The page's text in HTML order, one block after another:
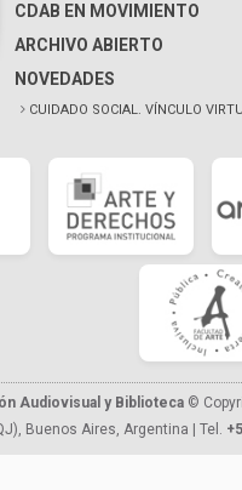
CDAB EN MOVIMIENTO
ARCHIVO ABIERTO
NOVEDADES
CUIDADO SOCIAL. VÍNCULO
Audiovisual y Biblioteca ©
Buenos Aires, Argentina | Tel.